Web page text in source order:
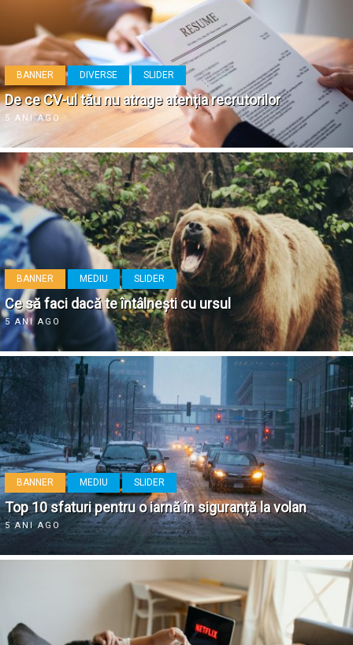
BANNER DIVERSE SLIDER
De ce CV-ul tău nu atrage atenția recrutorilor
5 ANI AGO
BANNER MEDIU SLIDER
Ce să faci dacă te întâlnești cu ursul
5 ANI AGO
BANNER MEDIU SLIDER
Top 10 sfaturi pentru o iarnă în siguranță la volan
5 ANI AGO